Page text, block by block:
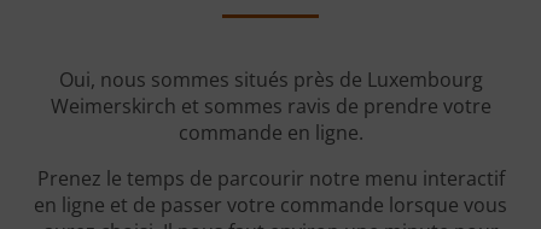
Oui, nous sommes situés près de Luxembourg
Weimerskirch et sommes ravis de prendre votre
commande en ligne.
Prenez le temps de parcourir notre menu interactif
en ligne et de passer votre commande lorsque vous